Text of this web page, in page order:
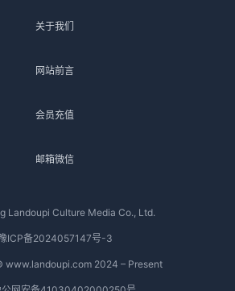
关于我们
网站前言
会员充值
邮箱微信
Landoupi Culture Media Co., Ltd.
ICP备2024057147号-3
www.landoupi.com 2024 – Present